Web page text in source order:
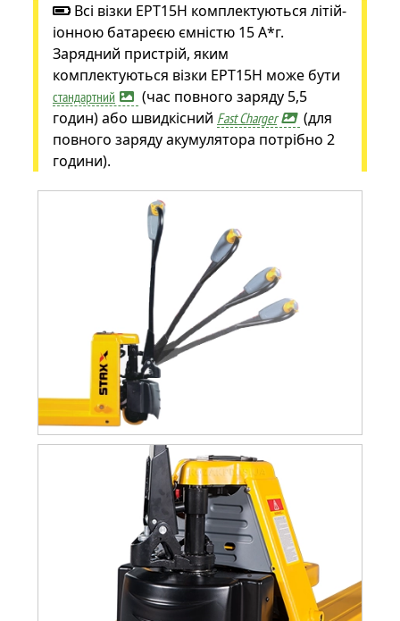
Всі візки EPT15H комплектуються літій-
іонною батареєю ємністю 15 А*г.
Зарядний пристрій, яким
комплектуються візки EPT15H може бути
стандартний
(час повного заряду 5,5
годин) або швидкісний Fast Charger
(для
повного заряду акумулятора потрібно 2
години).